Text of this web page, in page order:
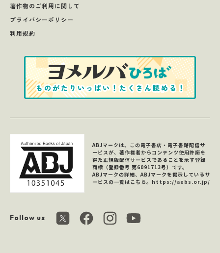
著作物のご利用に関して
プライバシーポリシー
利用規約
Follow us
ABJマークは、この電子書店・電子書籍配信サ
ービスが、著作権者からコンテンツ使用許諾を
得た正規版配信サービスであることを示す登録
商標（登録番号 第6091713号）です。
ABJマークの詳細、ABJマークを掲示しているサ
ービスの一覧はこちら。 https://aebs.or.jp/